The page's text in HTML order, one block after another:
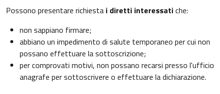
Possono presentare richiesta i diretti interessatiche:
non sappiano firmare;
abbiano un impedimento di salute temporaneo per cui non
possano effettuare la sottoscrizione;
per comprovati motivi, non possano recarsi presso l'ufficio
anagrafe per sottoscrivere o effettuare la dichiarazione.